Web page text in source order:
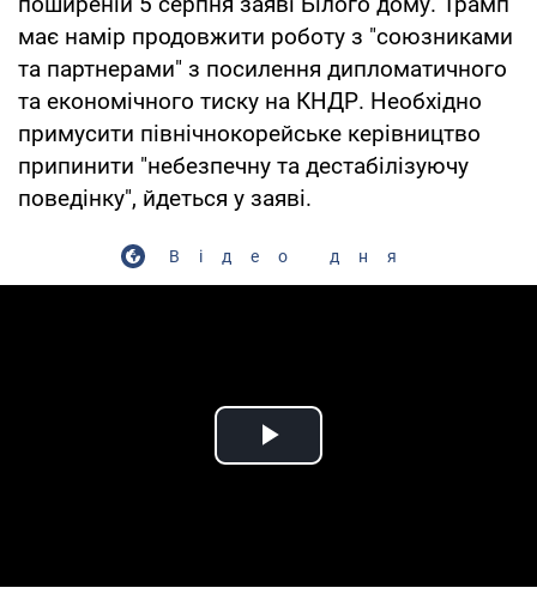
має намір продовжити роботу з "союзниками
та партнерами" з посилення дипломатичного
та економічного тиску на КНДР. Необхідно
примусити північнокорейське керівництво
припинити "небезпечну та дестабілізуючу
поведінку", йдеться у заяві.
Відео дня
Play Video